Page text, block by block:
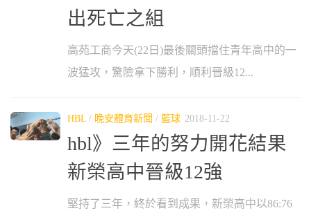
出死亡之組
高苑工商今天(22日)最後關頭擋住青年高中的一
波猛攻，驚險拿下勝利，順利晉級12...
HBL / 晚安體育新聞 / 籃球 2018-11-22
hbl》三年的努力開花結果
新榮高中晉級12強
堅持了三年，終於看到成果，新榮高中以86:76